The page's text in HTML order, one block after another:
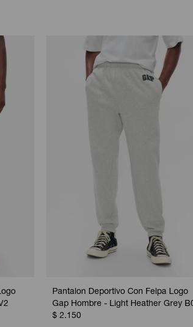
Pantalon Deportivo Con Felpa Logo
Gap Hombre - Light Heather Grey
$ 2.150